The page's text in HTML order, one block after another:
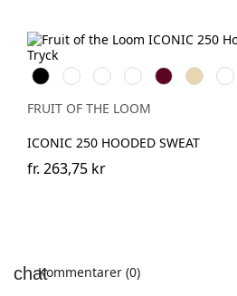
BlackWhiteRed
Royal
Blue
Burgundy
Desert
Sand
Navy
FRUIT OF THE LOOM
ICONIC 250 HOODED SWEAT
fr. 263,75 kr
Kommentarer (0)